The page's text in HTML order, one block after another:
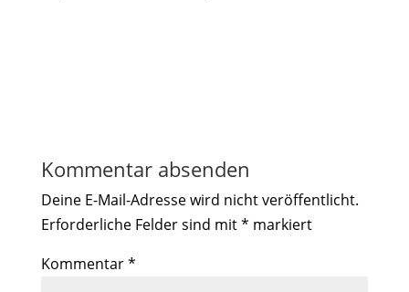
Kommentar absenden
Deine E-Mail-Adresse wird nicht veröffentlicht.
Erforderliche Felder sind mit* markiert
Kommentar*